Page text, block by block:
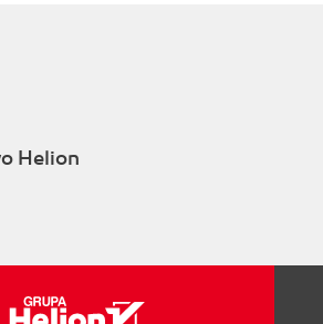
i podstawowe funkcje
i dekompresja plików
PKZip
Helion